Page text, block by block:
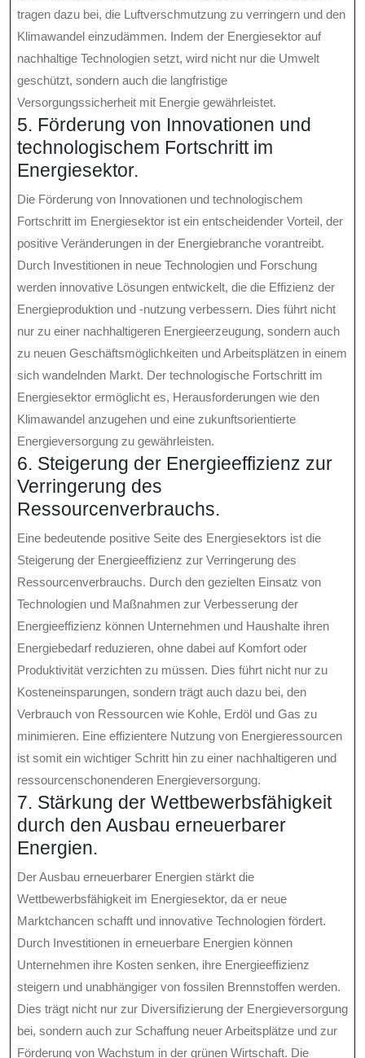
tragen dazu bei, die Luftverschmutzung zu verringern und den
Klimawandel einzudämmen. Indem der Energiesektor auf
nachhaltige Technologien setzt, wird nicht nur die Umwelt
geschützt, sondern auch die langfristige
Versorgungssicherheit mit Energie gewährleistet.
5. Förderung von Innovationen und
technologischem Fortschritt im
Energiesektor.
Die Förderung von Innovationen und technologischem
Fortschritt im Energiesektor ist ein entscheidender Vorteil, der
positive Veränderungen in der Energiebranche vorantreibt.
Durch Investitionen in neue Technologien und Forschung
werden innovative Lösungen entwickelt, die die Effizienz der
Energieproduktion und -nutzung verbessern. Dies führt nicht
nur zu einer nachhaltigeren Energieerzeugung, sondern auch
zu neuen Geschäftsmöglichkeiten und Arbeitsplätzen in einem
sich wandelnden Markt. Der technologische Fortschritt im
Energiesektor ermöglicht es, Herausforderungen wie den
Klimawandel anzugehen und eine zukunftsorientierte
Energieversorgung zu gewährleisten.
6. Steigerung der Energieeffizienz zur
Verringerung des
Ressourcenverbrauchs.
Eine bedeutende positive Seite des Energiesektors ist die
Steigerung der Energieeffizienz zur Verringerung des
Ressourcenverbrauchs. Durch den gezielten Einsatz von
Technologien und Maßnahmen zur Verbesserung der
Energieeffizienz können Unternehmen und Haushalte ihren
Energiebedarf reduzieren, ohne dabei auf Komfort oder
Produktivität verzichten zu müssen. Dies führt nicht nur zu
Kosteneinsparungen, sondern trägt auch dazu bei, den
Verbrauch von Ressourcen wie Kohle, Erdöl und Gas zu
minimieren. Eine effizientere Nutzung von Energieressourcen
ist somit ein wichtiger Schritt hin zu einer nachhaltigeren und
ressourcenschonenderen Energieversorgung.
7. Stärkung der Wettbewerbsfähigkeit
durch den Ausbau erneuerbarer
Energien.
Der Ausbau erneuerbarer Energien stärkt die
Wettbewerbsfähigkeit im Energiesektor, da er neue
Marktchancen schafft und innovative Technologien fördert.
Durch Investitionen in erneuerbare Energien können
Unternehmen ihre Kosten senken, ihre Energieeffizienz
steigern und unabhängiger von fossilen Brennstoffen werden.
Dies trägt nicht nur zur Diversifizierung der Energieversorgung
bei, sondern auch zur Schaffung neuer Arbeitsplätze und zur
Förderung von Wachstum in der grünen Wirtschaft. Die